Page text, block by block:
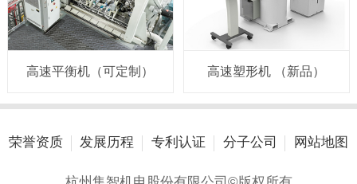
高速平衡机（可定制） 高速塑形机 （新品）
荣誉资质 发展历程 专利认证 分子公司 网站地图